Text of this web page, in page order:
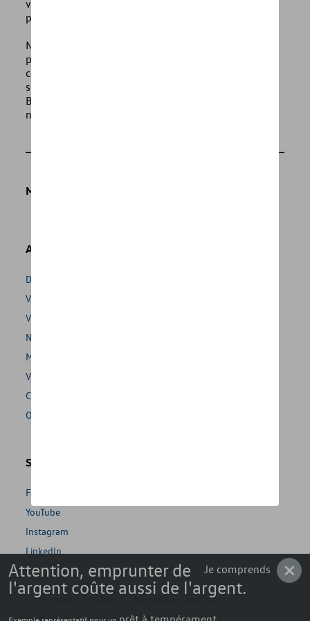
véhicules sont bien équipés avec les options les plus
populaires.
Ne vous inquiétez pas si le véhicule n’est pas
physiquement présent sur le parking de votre
concessionnaire. Il est possible que les véhicules
soient entreposés dans des zones de stockage en
Belgique en attendant d’être achetés. Il reste
néanmoins neuf !
Je comprends
Attention, emprunter de
l'argent coûte aussi de l'argent.
Modéles
Autres Volkswagen-websites
D'Ieteren
Volkswagen International
Volkswagen Magazine
Newsletter
MyVolkswagen
Véhicules utilitaires
Contact
Offres
Social Media
Facebook
YouTube
Instagram
LinkedIn
Informations légales
Volkswagen Assistance